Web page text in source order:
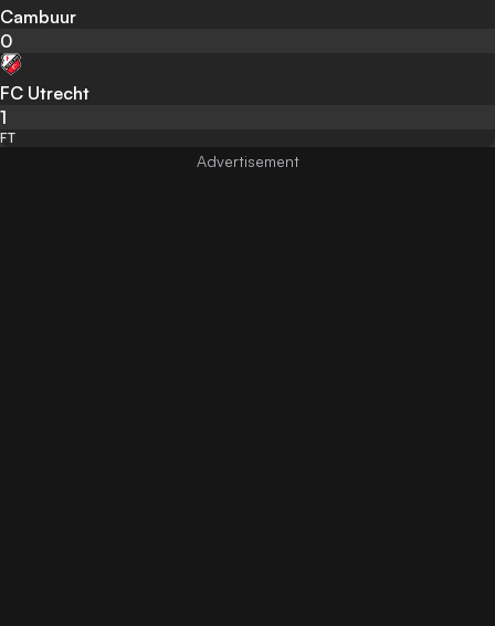
Cambuur
0
FC Utrecht
1
FT